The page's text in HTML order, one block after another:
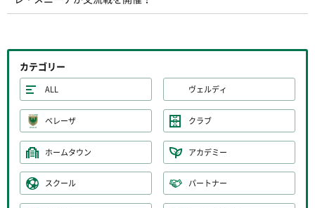
カテゴリー
ALL ヴェルディ
ベレーザ クラブ
ホームタウン アカデミー
スクール パートナー